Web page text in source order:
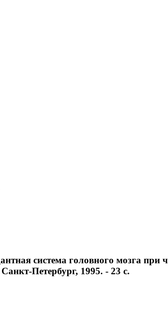
система головного мозга при
Петербург, 1995. - 23 с.